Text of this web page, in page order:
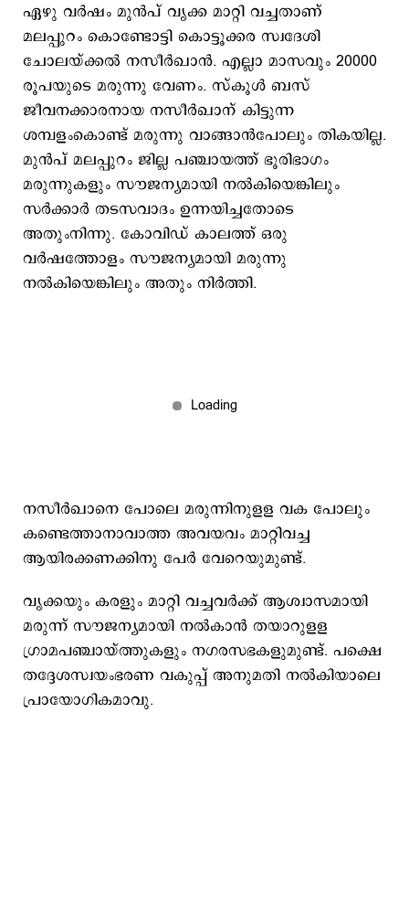
ഏഴു വര്‍ഷം മുന്‍പ് വൃക്ക മാറ്റി വച്ചതാണ്
മലപ്പുറം കൊണ്ടോട്ടി കൊട്ടൂക്കര സ്വദേശി
ചോലയ്ക്കല്‍ നസീര്‍ഖാന്‍. എല്ലാ മാസവും 20000
രൂപയുടെ മരുന്നു വേണം. സ്കൂള്‍ ബസ്
ജീവനക്കാരനായ നസീര്‍ഖാന് കിട്ടുന്ന
ശമ്പളംകൊണ്ട് മരുന്നു വാങ്ങാന്‍പോലും തികയില്ല.
മുന്‍പ് മലപ്പുറം ജില്ല പഞ്ചായത്ത് ഭൂരിഭാഗം
മരുന്നുകളും സൗജന്യമായി നല്‍കിയെങ്കിലും
സര്‍ക്കാര്‍ തടസവാദം ഉന്നയിച്ചതോടെ
അതുംനിന്നു. കോവിഡ് കാലത്ത് ഒരു
വര്‍ഷത്തോളം സൗജന്യമായി മരുന്നു
നല്‍കിയെങ്കിലും അതും നിര്‍ത്തി.
നസീര്‍ഖാനെ പോലെ മരുന്നിനുളള വക പോലും
കണ്ടെത്താനാവാത്ത അവയവം മാറ്റിവച്ച
ആയിരക്കണക്കിനു പേര്‍ വേറെയുമുണ്ട്.
വൃക്കയും കരളും മാറ്റി വച്ചവര്‍ക്ക് ആശ്വാസമായി
മരുന്ന് സൗജന്യമായി നല്‍കാന്‍ തയാറുളള
ഗ്രാമപഞ്ചായ്ത്തുകളും നഗരസഭകളുമുണ്ട്. പക്ഷെ
തദ്ദേശസ്വയംഭരണ വകുപ്പ് അനുമതി നല്‍കിയാലെ
പ്രായോഗികമാവു.